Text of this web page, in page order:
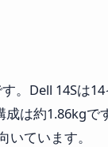
。Dell 14Sは
成は約1.86kg
ています。